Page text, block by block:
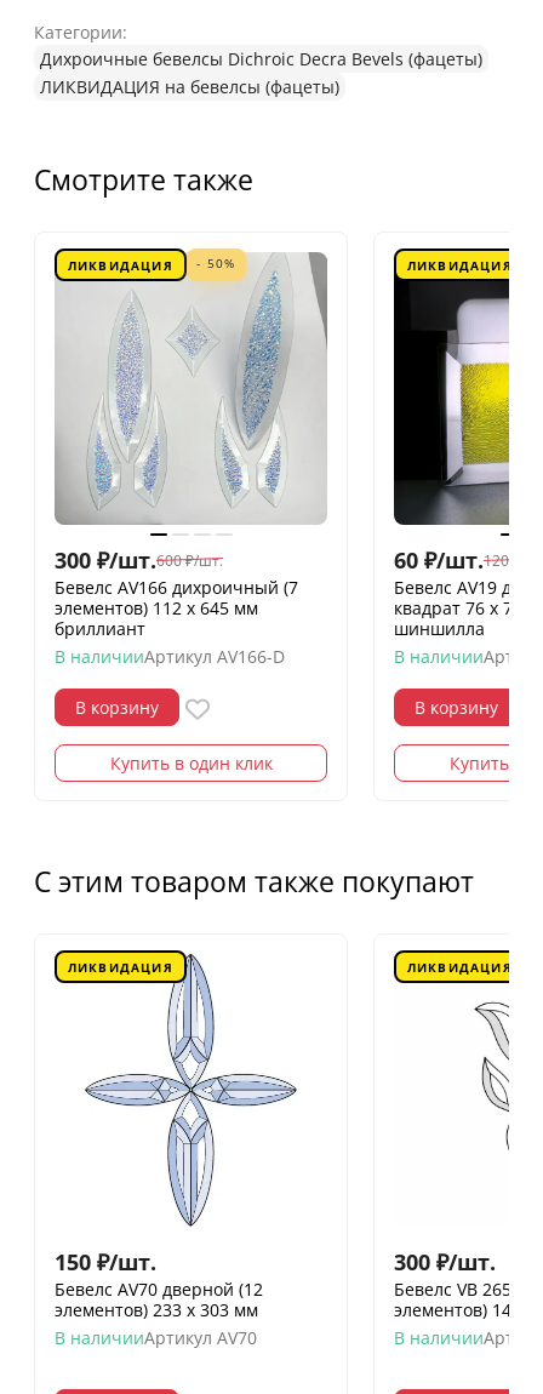
Категории:
Дихроичные бевелсы Dichroic Decra Bevels (фацеты)
ЛИКВИДАЦИЯ на бевелсы (фацеты)
Смотрите также
ЛИКВИДАЦИЯ - 50%
300 ₽/шт.600 ₽/шт.
Бевелс AV166 дихроичный (7
элементов) 112 х 645 мм
бриллиант
В наличииАртикул AV166-D
В корзину
Купить в один клик
ЛИКВИДАЦИЯ
60 ₽/шт.120
Бевелс AV19
квадрат 76 х 76
шиншилла
В наличии
В корзину
Купить в
С этим товаром также покупают
ЛИКВИДАЦИЯ
150 ₽/шт.
Бевелс AV70 дверной (12
элементов) 233 х 303 мм
В наличииАртикул AV70
ЛИКВИДАЦИЯ
300 ₽/шт.
Бевелс VB 265.2 /
элементов) 145
В наличии